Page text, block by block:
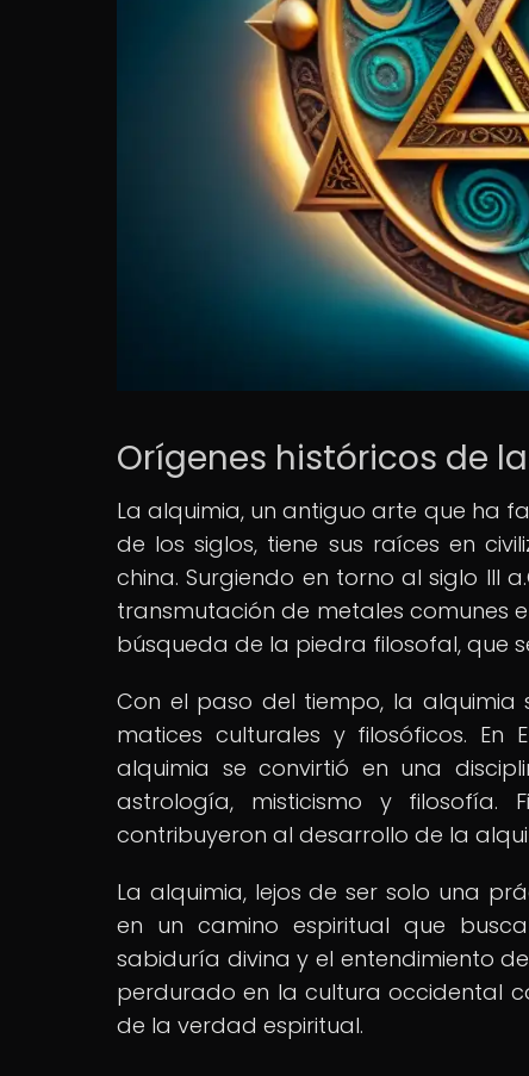
Orígenes históricos de
La alquimia, un antiguo arte que ha
de los siglos, tiene sus raíces en
china. Surgiendo en torno al siglo III
transmutación de metales comunes
búsqueda de la piedra filosofal, que
Con el paso del tiempo, la alquimia
matices culturales y filosóficos. En
alquimia se convirtió en una
astrología, misticismo y filosofía.
contribuyeron al desarrollo de la
La alquimia, lejos de ser solo una
en un camino espiritual que
sabiduría divina y el entendimiento
perdurado en la cultura occidental
de la verdad espiritual.